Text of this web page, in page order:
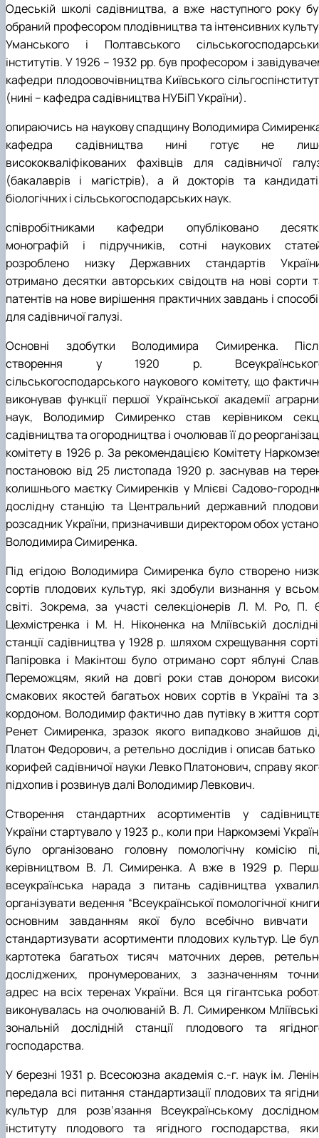
Одеській школі садівництва, а вже наступного року
обраний професором плодівництва та інтенсивних
Уманського і Полтавського
інститутів. У 1926 – 1932 рр. був професором і
кафедри плодоовочівництва Київського
(нині – кафедра садівництва НУБіП України).
опираючись на наукову спадщину Володимира
кафедра садівництва нині готує не
висококваліфікованих фахівців для садівничої
(бакалаврів і магістрів), а й докторів та
біологічних і сільськогосподарських наук.
співробітниками кафедри опубліковано
монографій і підручників, сотні наукових
розроблено низку Державних стандартів
отримано десятки авторських свідоцтв на нові сорти
патентів на нове вирішення практичних завдань і
для садівничої галузі.
Основні здобутки Володимира Симиренка.
створення у 1920 р.
сільськогосподарського наукового комітету, що
виконував функції першої Української академії
наук, Володимир Симиренко став керівником
садівництва та огородництва і очолював її до
комітету в 1926 р. За рекомендацією Комітету
постановою від 25 листопада 1920 р. заснував на
колишнього маєтку Симиренків у Млієві Садово-
дослідну станцію та Центральний державний
розсадник України, призначивши директором обох
Володимира Симиренка.
Під егідою Володимира Симиренка було створено
сортів плодових культур, які здобули визнання у
світі. Зокрема, за участі селекціонерів Л. М. Ро, П.
Цехмістренка і М. Н. Ніконенка на Мліївській
станції садівництва у 1928 р. шляхом схрещування
Папіровка і Макінтош було отримано сорт яблуні
Переможцям, який на довгі роки став донором
смакових якостей багатьох нових сортів в Україні та
кордоном. Володимир фактично дав путівку в життя
Ренет Симиренка, зразок якого випадково знайшов
Платон Федорович, а ретельно дослідив і описав батько
корифей садівничої науки Левко Платонович, справу
підхопив і розвинув далі Володимир Левкович.
Створення стандартних асортиментів у
України стартувало у 1923 р., коли при Наркомземі
було організовано головну помологічну комісію
керівництвом В. Л. Симиренка. А вже в 1929 р.
всеукраїнська нарада з питань садівництва
організувати ведення “Всеукраїнської помологічної
основним завданням якої було всебічно вивчати
стандартизувати асортименти плодових культур. Це
картотека багатьох тисяч маточних дерев,
досліджених, пронумерованих, з зазначенням
адрес на всіх теренах України. Вся ця гігантська
виконувалась на очолюваній В. Л. Симиренком
зональній дослідній станції плодового та
господарства.
У березні 1931 р. Всесоюзна академія с.-г. наук ім.
передала всі питання стандартизації плодових та
культур для розв’язання Всеукраїнському
інституту плодового та ягідного господарства,